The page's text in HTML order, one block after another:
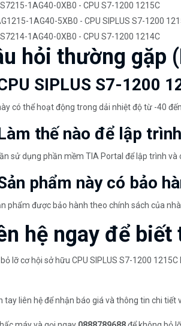
1AG40-0XB0 - CPU S7-1200 1215C
1AG40-5XB0 - CPU SIPLUS S7-1200
1AG40-0XB0 - CPU S7-1200 1214C
hỏi thường gặp
SIPLUS S7-1200
có thể hoạt động trong dải nhiệt độ từ -40
thế nào để lập
sử dụng phần mềm TIA Portal để lập trình và
phẩm này có bảo
phẩm được bảo hành theo chính sách của
hệ ngay để
lỡ cơ hội sở hữu CPU SIPLUS S7-1200
tay liên hệ để nhận báo giá và thông tin chi